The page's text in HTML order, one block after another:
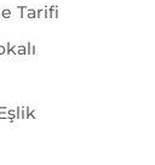
Tarifi